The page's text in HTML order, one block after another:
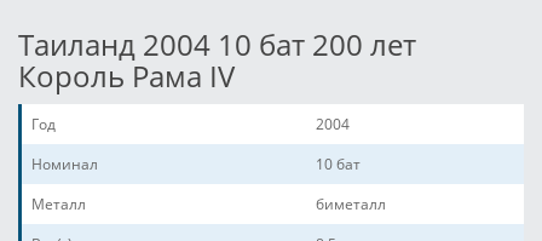
Таиланд 2004 10 бат 200 лет
Король Рама IV
Год
2004
Номинал
10 бат
Металл
биметалл